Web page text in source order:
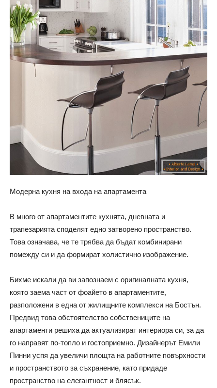
Модерна кухня на входа на апартамента
В много от апартаментите кухнята, дневната и
трапезарията споделят едно затворено пространство.
Това означава, че те трябва да бъдат комбинирани
помежду си и да формират холистично изображение.
Бихме искали да ви запознаем с оригиналната кухня,
която заема част от фоайето в апартаментите,
разположени в една от жилищните комплекси на Бостън.
Предвид това обстоятелство собствениците на
апартаменти решиха да актуализират интериора си, за да
го направят по-топло и гостоприемно. Дизайнерът Емили
Пинни успя да увеличи площта на работните повърхности
и пространството за съхранение, като придаде
пространство на елегантност и блясък.